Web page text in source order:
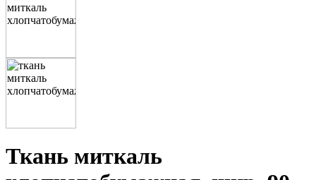
Ткань миткаль